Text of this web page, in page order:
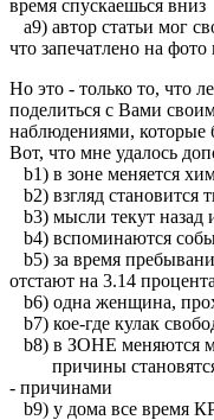
время спускаешься вниз
a9) автор статьи мог
что запечатлено на
Но это - только то, что
поделиться с Вами
наблюдениями, которые
Вот, что мне удалось
b1) в зоне меняется
b2) взгляд становится
b3) мысли текут назад
b4) вспоминаются
b5) за время
отстают на 3.14 процента
b6) одна женщина,
b7) кое-где кулак
b8) в ЗОНЕ меняются
причины становятся
- причинами
b9) у дома все